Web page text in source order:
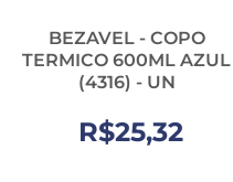
BEZAVEL - COPO
TERMICO 600ML AZUL
(4316) - UN
R$25,32